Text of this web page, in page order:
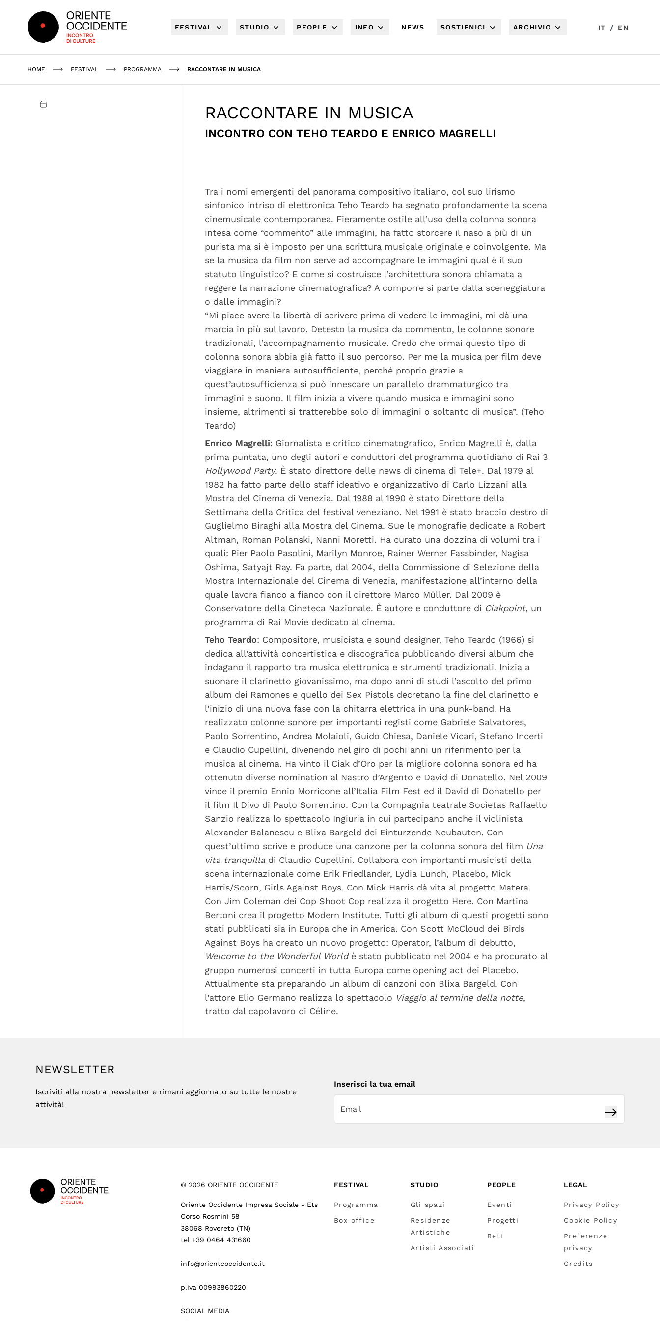
Oriente Occidente
FESTIVAL STUDIO PEOPLE INFO NEWS SOSTIENICI ARCHIVIO IT / EN
HOME FESTIVAL PROGRAMMA RACCONTARE IN MUSICA
RACCONTARE IN MUSICA
INCONTRO CON TEHO TEARDO E ENRICO MAGRELLI
Tra i nomi emergenti del panorama compositivo italiano, col suo lirismo
sinfonico intriso di elettronica Teho Teardo ha segnato profondamente la scena
cinemusicale contemporanea. Fieramente ostile all’uso della colonna sonora
intesa come “commento” alle immagini, ha fatto storcere il naso a più di un
purista ma si è imposto per una scrittura musicale originale e coinvolgente. Ma
se la musica da film non serve ad accompagnare le immagini qual è il suo
statuto linguistico? E come si costruisce l’architettura sonora chiamata a
reggere la narrazione cinematografica? A comporre si parte dalla sceneggiatura
o dalle immagini?
“Mi piace avere la libertà di scrivere prima di vedere le immagini, mi dà una
marcia in più sul lavoro. Detesto la musica da commento, le colonne sonore
tradizionali, l’accompagnamento musicale. Credo che ormai questo tipo di
colonna sonora abbia già fatto il suo percorso. Per me la musica per film deve
viaggiare in maniera autosufficiente, perché proprio grazie a
quest’autosufficienza si può innescare un parallelo drammaturgico tra
immagini e suono. Il film inizia a vivere quando musica e immagini sono
insieme, altrimenti si tratterebbe solo di immagini o soltanto di musica”. (Teho
Teardo)
Enrico Magrelli: Giornalista e critico cinematografico, Enrico Magrelli è, dalla
prima puntata, uno degli autori e conduttori del programma quotidiano di Rai 3
Hollywood Party. È stato direttore delle news di cinema di Tele+. Dal 1979 al
1982 ha fatto parte dello staff ideativo e organizzativo di Carlo Lizzani alla
Mostra del Cinema di Venezia. Dal 1988 al 1990 è stato Direttore della
Settimana della Critica del festival veneziano. Nel 1991 è stato braccio destro di
Guglielmo Biraghi alla Mostra del Cinema. Sue le monografie dedicate a Robert
Altman, Roman Polanski, Nanni Moretti. Ha curato una dozzina di volumi tra i
quali: Pier Paolo Pasolini, Marilyn Monroe, Rainer Werner Fassbinder, Nagisa
Oshima, Satyajt Ray. Fa parte, dal 2004, della Commissione di Selezione della
Mostra Internazionale del Cinema di Venezia, manifestazione all’interno della
quale lavora fianco a fianco con il direttore Marco Müller. Dal 2009 è
Conservatore della Cineteca Nazionale. È autore e conduttore di Ciakpoint, un
programma di Rai Movie dedicato al cinema.
Teho Teardo: Compositore, musicista e sound designer, Teho Teardo (1966) si
dedica all’attività concertistica e discografica pubblicando diversi album che
indagano il rapporto tra musica elettronica e strumenti tradizionali. Inizia a
suonare il clarinetto giovanissimo, ma dopo anni di studi l’ascolto del primo
album dei Ramones e quello dei Sex Pistols decretano la fine del clarinetto e
l’inizio di una nuova fase con la chitarra elettrica in una punk-band. Ha
realizzato colonne sonore per importanti registi come Gabriele Salvatores,
Paolo Sorrentino, Andrea Molaioli, Guido Chiesa, Daniele Vicari, Stefano Incerti
e Claudio Cupellini, divenendo nel giro di pochi anni un riferimento per la
musica al cinema. Ha vinto il Ciak d’Oro per la migliore colonna sonora ed ha
ottenuto diverse nomination al Nastro d’Argento e David di Donatello. Nel 2009
vince il premio Ennio Morricone all’Italia Film Fest ed il David di Donatello per
il film Il Divo di Paolo Sorrentino. Con la Compagnia teatrale Socìetas Raffaello
Sanzio realizza lo spettacolo Ingiuria in cui partecipano anche il violinista
Alexander Balanescu e Blixa Bargeld dei Einturzende Neubauten. Con
quest’ultimo scrive e produce una canzone per la colonna sonora del film Una
vita tranquilla di Claudio Cupellini. Collabora con importanti musicisti della
scena internazionale come Erik Friedlander, Lydia Lunch, Placebo, Mick
Harris/Scorn, Girls Against Boys. Con Mick Harris dà vita al progetto Matera.
Con Jim Coleman dei Cop Shoot Cop realizza il progetto Here. Con Martina
Bertoni crea il progetto Modern Institute. Tutti gli album di questi progetti sono
stati pubblicati sia in Europa che in America. Con Scott McCloud dei Birds
Against Boys ha creato un nuovo progetto: Operator, l’album di debutto,
Welcome to the Wonderful Worldè stato pubblicato nel 2004 e ha procurato al
gruppo numerosi concerti in tutta Europa come opening act dei Placebo.
Attualmente sta preparando un album di canzoni con Blixa Bargeld. Con
l’attore Elio Germano realizza lo spettacolo Viaggio al termine della notte,
tratto dal capolavoro di Céline.
NEWSLETTER
Iscriviti alla nostra newsletter e rimani aggiornato su tutte le nostre
attività!
Inserisci la tua email
Iscriviti
© 2026 ORIENTE OCCIDENTE
Oriente Occidente Impresa Sociale - Ets
Corso Rosmini 58
38068 Rovereto (TN)
tel +39 0464 431660
info@orienteoccidente.it
p.iva 00993860220
SOCIAL MEDIA
FESTIVAL
Programma
Box office
STUDIO
Gli spazi
Residenze
Artistiche
Artisti Associati
PEOPLE
Eventi
Progetti
Reti
LEGAL
Privacy Policy
Cookie Policy
Preferenze
privacy
Credits